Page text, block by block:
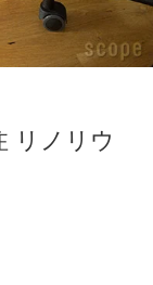
リノリウ